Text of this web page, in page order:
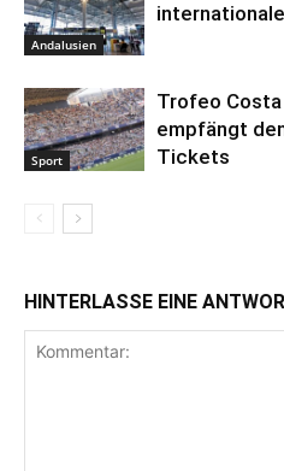
Andalusien
Sport
Trofeo Costa
empfängt
Tickets
HINTERLASSE EINE